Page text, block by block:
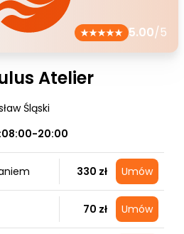
5.00/5
Atelier
Śląski
08:00-20:00
330 zł Umów
70 zł Umów